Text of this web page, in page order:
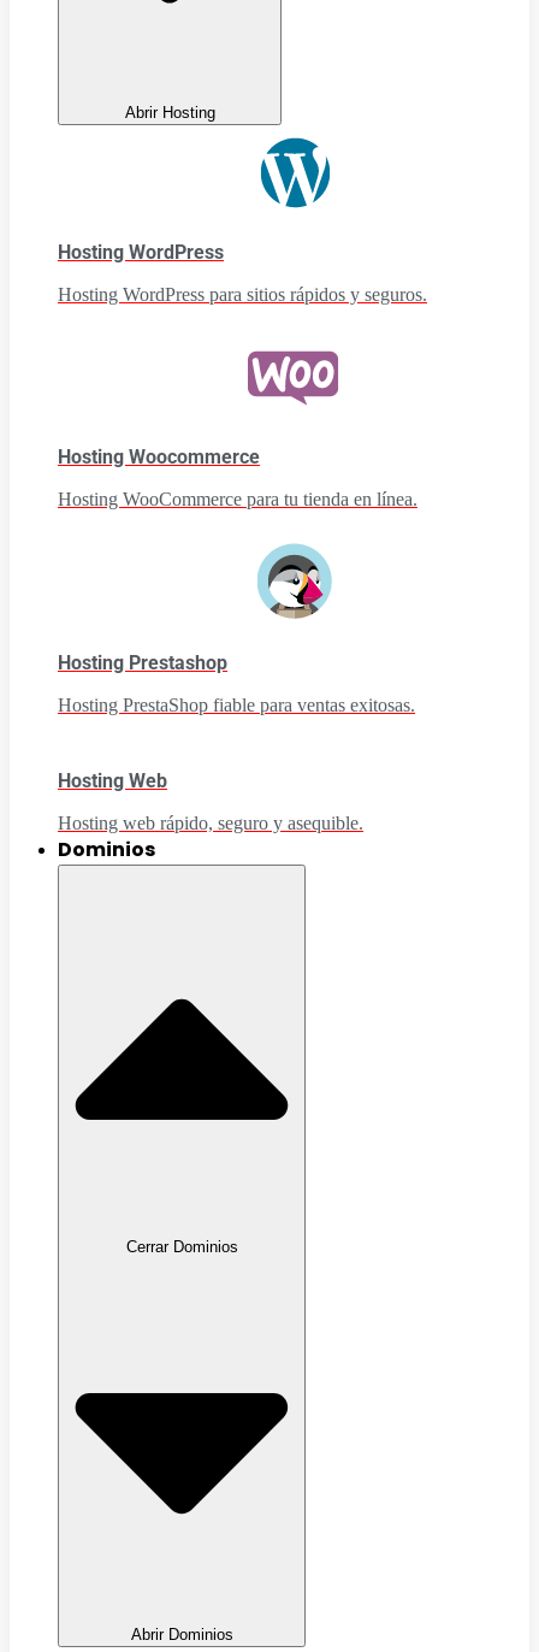
Abrir Hosting
Hosting WordPress
Hosting WordPress para sitios rápidos y seguros.
Hosting Woocommerce
Hosting WooCommerce para tu tienda en línea.
Hosting Prestashop
Hosting PrestaShop fiable para ventas exitosas.
Hosting Web
Hosting web rápido, seguro y asequible.
Dominios
Cerrar Dominios
Abrir Dominios